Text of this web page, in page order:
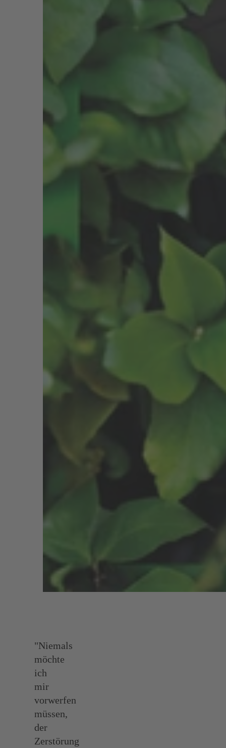
"Niemals
möchte
ich
mir
vorwerfen
müssen,
der
Zerstörung